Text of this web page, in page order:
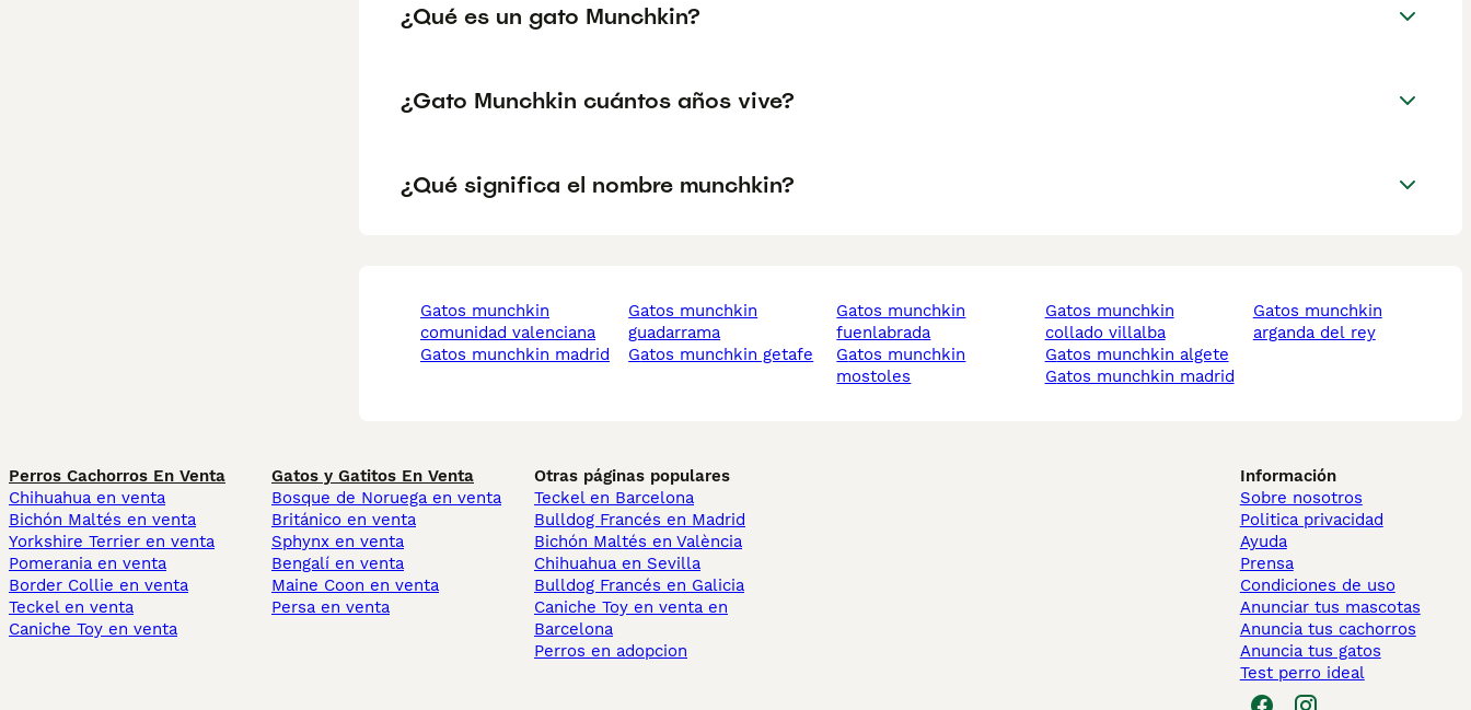
¿Qué es un gato Munchkin?
¿Gato Munchkin cuántos años vive?
¿Qué significa el nombre munchkin?
gatos munchkin
comunidad valenciana
gatos munchkin madrid
gatos munchkin
guadarrama
gatos munchkin getafe
gatos munchkin
fuenlabrada
gatos munchkin
mostoles
gatos munchkin
collado villalba
gatos munchkin algete
gatos munchkin madrid
gatos munchkin
arganda del rey
Perros Cachorros En Venta
Chihuahua en venta
Bichón Maltés en venta
Yorkshire Terrier en venta
Pomerania en venta
Border Collie en venta
Teckel en venta
Caniche Toy en venta
Gatos y Gatitos En Venta
Bosque de Noruega en venta
Británico en venta
Sphynx en venta
Bengalí en venta
Maine Coon en venta
Persa en venta
Otras páginas populares
Teckel en Barcelona
Bulldog Francés en Madrid
Bichón Maltés en València
Chihuahua en Sevilla
Bulldog Francés en Galicia
Caniche Toy en venta en
Barcelona
Perros en adopcion
Información
Sobre nosotros
Politica privacidad
Ayuda
Prensa
Condiciones de uso
Anunciar tus mascotas
Anuncia tus cachorros
Anuncia tus gatos
Test perro ideal